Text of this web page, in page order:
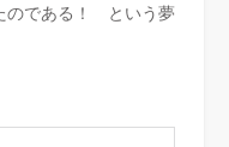
のである！ という夢